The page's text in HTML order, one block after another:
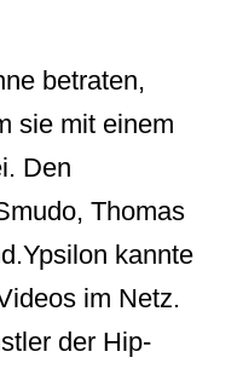
betraten,
sie mit einem
Den
Thomas
kannte
im Netz.
der Hip-